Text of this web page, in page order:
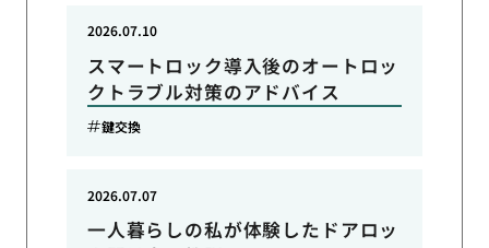
スマートロック導入後のオートロッ
クトラブル対策のアドバイス
2026.07.10
鍵交換
一人暮らしの私が体験したドアロッ
2026.07.07